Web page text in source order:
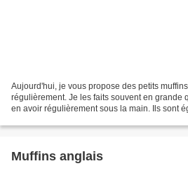
Aujourd'hui, je vous propose des petits
régulièrement. Je les faits souvent en grande
en avoir régulièrement sous la main. Ils sont
Muffins anglais